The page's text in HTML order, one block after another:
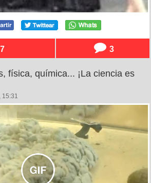
3
física, química... ¡La ciencia es
15:31